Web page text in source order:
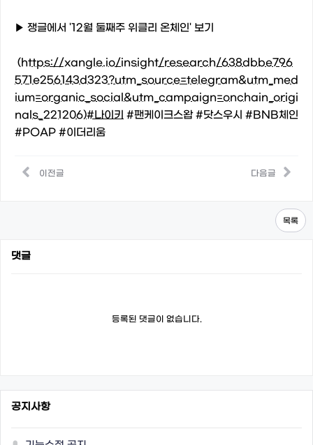
▶️ 쟁글에서 '12월 둘째주 위클리 온체인' 보기
(https://xangle.io/insight/research/638dbbe796
571e256143d323?utm_source=telegram&utm_med
ium=organic_social&utm_campaign=onchain_origi
nals_221206)#나이키 #팬케이크스왑 #닷스우시 #BNB체인
#POAP #이더리움
이전글 다음글
목록
댓글
등록된 댓글이 없습니다.
공지사항